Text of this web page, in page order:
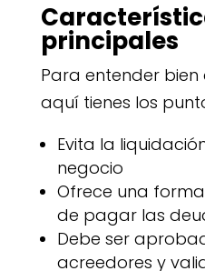
principales
Para entender
aquí tienes los
Evita la
negocio
Ofrece una
de pagar las
Debe ser
acreedores y